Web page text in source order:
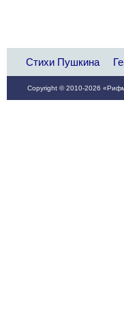
Стихи Пушкина
Copyright © 2010-2026